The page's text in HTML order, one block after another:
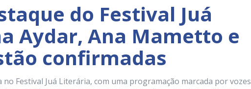
do Festival Juá
Aydar, Ana Mametto e
confirmadas
Festival Juá Literária, com uma programação marcada por vozes